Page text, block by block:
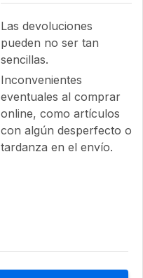
Las devoluciones
pueden no ser tan
sencillas.
Inconvenientes
eventuales al comprar
online, como artículos
con algún desperfecto o
tardanza en el envío.